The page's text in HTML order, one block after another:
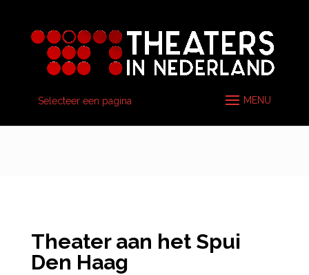
Selecteer een pagina
Theater aan het Spui
Den Haag